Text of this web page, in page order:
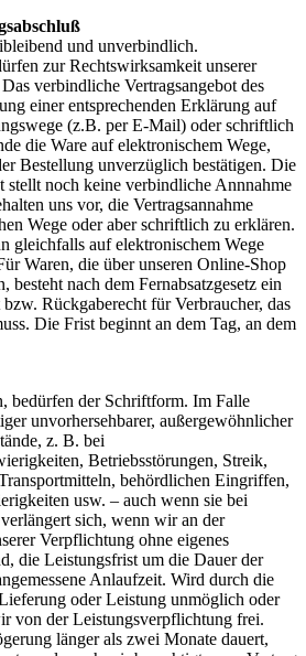
und unverbindlich.
zur Rechtswirksamkeit unserer
verbindliche Vertragsangebot des
einer entsprechenden Erklärung auf
(z.B. per E-Mail) oder schriftlich
die Ware auf elektronischem Wege,
Bestellung unverzüglich bestätigen. Die
stellt noch keine verbindliche Annnahme
uns vor, die Vertragsannahme
Wege oder aber schriftlich zu erklären.
gleichfalls auf elektronischem Wege
Waren, die über unseren Online-Shop
besteht nach dem Fernabsatzgesetz ein
Rückgaberecht für Verbraucher, das
Die Frist beginnt an dem Tag, an dem
bedürfen der Schriftform. Im Falle
unvorhersehbarer, außergewöhnlicher
z. B. bei
Betriebsstörungen, Streik,
behördlichen Eingriffen,
usw. – auch wenn sie bei
sich, wenn wir an der
Verpflichtung ohne eigenes
die Leistungsfrist um die Dauer der
Anlaufzeit. Wird durch die
oder Leistung unmöglich oder
von der Leistungsverpflichtung frei.
länger als zwei Monate dauert,